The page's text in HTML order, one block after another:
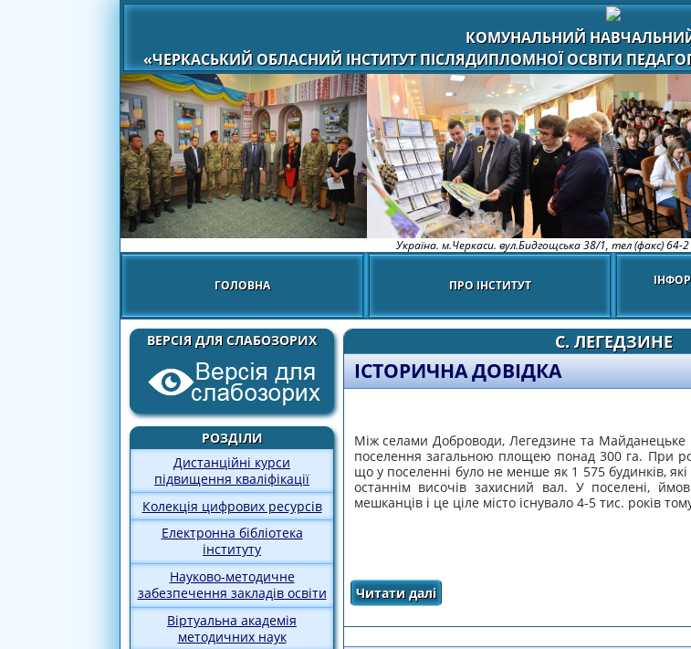
КОМУНАЛЬНИЙ
«ЧЕРКАСЬКИЙ ОБЛАСНИЙ ІНСТИТУТ ПІСЛЯДИПЛОМНОЇ ОСВІТИ
Україна. м.Черкаси. вул.Бидгощська 38/1, тел (факс) 64-
ГОЛОВНА ПРО ІНСТИТУТ
ВЕРСІЯ ДЛЯ СЛАБОЗОРИХ
РОЗДІЛИ
Дистанційні курси
підвищення кваліфікації
Колекція цифрових ресурсів
Електронна бібліотека
інституту
Науково-методичне
забезпечення закладів освіти
Віртуальна академія
методичних наук
С. ЛЕГЕДЗИНЕ
ІСТОРИЧНА ДОВІДКА
Між селами Доброводи, Легедзине та Майданецьке
поселення загальною площею понад 300 га. При
що у поселенні було не менше як 1 575 будинків,
останнім височів захисний вал. У поселені,
мешканців і це ціле місто існувало 4-5 тис. років
Читати даліпро Історична довідка